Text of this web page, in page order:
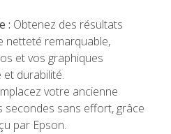
: Obtenez des résultats
netteté remarquable,
et vos graphiques
durabilité.
votre ancienne
secondes sans effort, grâce
par Epson.